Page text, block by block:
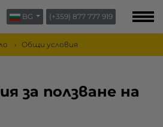
BG (+359) 877 777 919
Общи условия
за ползване на